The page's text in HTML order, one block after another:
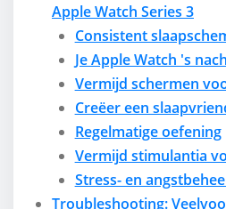
Apple Watch Series 3
Consistent
Je Apple Watch 's
Vermijd schermen
Creëer een
Regelmatige oefening
Vermijd stimulantia
Stress- en
Troubleshooting: